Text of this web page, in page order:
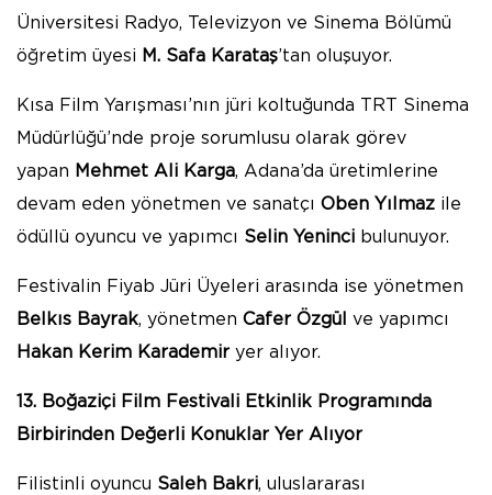
Üniversitesi Radyo, Televizyon ve Sinema Bölümü
öğretim üyesi M. Safa Karataş’tan oluşuyor.
Kısa Film Yarışması’nın jüri koltuğunda TRT Sinema
Müdürlüğü’nde proje sorumlusu olarak görev
yapan Mehmet Ali Karga, Adana’da üretimlerine
devam eden yönetmen ve sanatçı Oben Yılmaz ile
ödüllü oyuncu ve yapımcı Selin Yeninci bulunuyor.
Festivalin Fiyab Jüri Üyeleri arasında ise yönetmen
Belkıs Bayrak, yönetmen Cafer Özgül
ve yapımcı
Hakan Kerim Karademir yer alıyor.
13. Boğaziçi Film Festivali Etkinlik Programında
Birbirinden Değerli Konuklar Yer Alıyor
Filistinli oyuncu Saleh Bakri, uluslararası